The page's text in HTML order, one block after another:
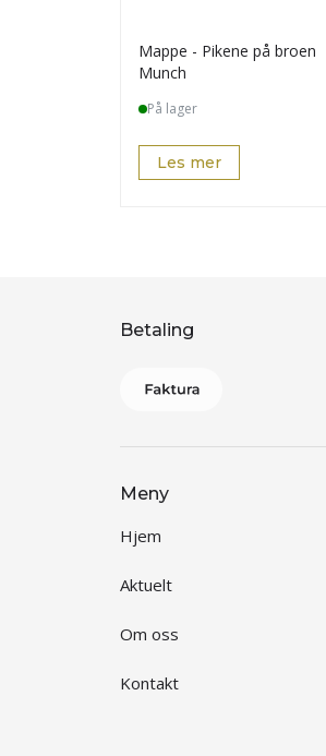
Mappe - Pikene på broen
Munch
På lager
Les mer
Betaling
Meny
Hjem
Aktuelt
Om oss
Kontakt